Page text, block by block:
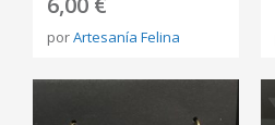
porArtesanía Felina